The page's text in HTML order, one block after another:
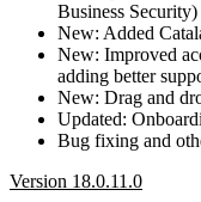
Business Security)
New: Added
New: Improved
adding better
New: Drag and
Updated:
Bug fixing and
Version 18.0.11.0